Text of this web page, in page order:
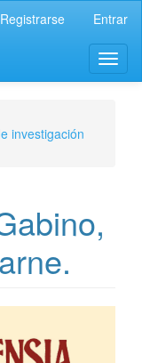
Registrarse Entrar
investigación